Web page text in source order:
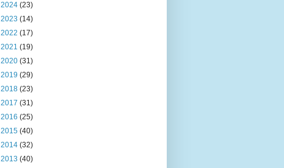
2024 (23)
2023 (14)
2022 (17)
2021 (19)
2020 (31)
2019 (29)
2018 (23)
2017 (31)
2016 (25)
2015 (40)
2014 (32)
2013 (40)